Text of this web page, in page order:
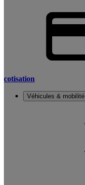
cotisation
Véhicules & mobilité